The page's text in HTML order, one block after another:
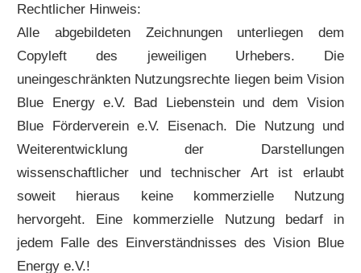
Rechtlicher Hinweis:
Alle abgebildeten Zeichnungen unterliegen dem
Copyleft des jeweiligen Urhebers. Die
uneingeschränkten Nutzungsrechte liegen beim Vision
Blue Energy e.V. Bad Liebenstein und dem Vision
Blue Förderverein e.V. Eisenach. Die Nutzung und
Weiterentwicklung der Darstellungen
wissenschaftlicher und technischer Art ist erlaubt
soweit hieraus keine kommerzielle Nutzung
hervorgeht. Eine kommerzielle Nutzung bedarf in
jedem Falle des Einverständnisses des Vision Blue
Energy e.V.!